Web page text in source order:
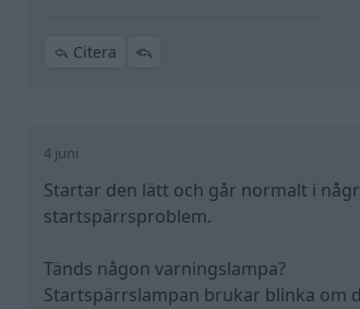
Citera
4 juni
Startar den lätt och går normalt i
startspärrsproblem.
Tänds någon varningslampa?
Startspärrslampan brukar blinka om